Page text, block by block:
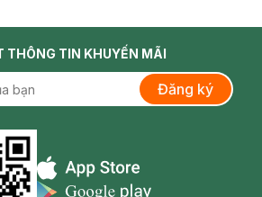
THÔNG TIN KHUYẾN MÃI
Đăng ký
Appstore icon